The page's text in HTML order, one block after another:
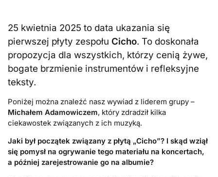
25 kwietnia 2025 to data ukazania się
pierwszej płyty zespołu Cicho. To doskonała
propozycja dla wszystkich, którzy cenią żywe,
bogate brzmienie instrumentów i refleksyjne
teksty.
Poniżej można znaleźć nasz wywiad z liderem grupy –
Michałem Adamowiczem, który zdradził kilka
ciekawostek związanych z ich muzyką.
Jaki był początek związany z płytą „Cicho”? I skąd wziął
się pomysł na ogrywanie tego materiału na koncertach,
a później zarejestrowanie go na albumie?